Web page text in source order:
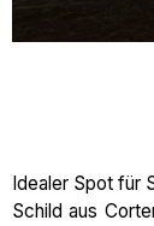
Idealer Spot für
Schild aus